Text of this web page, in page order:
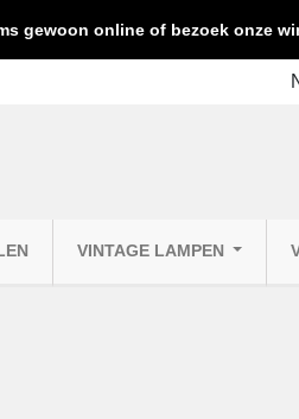
gewoon online of bezoek onze
VINTAGE LAMPEN